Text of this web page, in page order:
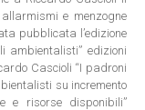
e menzogne
pubblicata l’edizione
ambientalisti” edizioni
Cascioli “I padroni
su incremento
e risorse disponibili”